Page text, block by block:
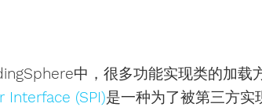
中，很多功能实现类的加载
Interface (SPI)是一种为了被第三方实